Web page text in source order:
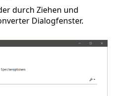
durch Ziehen und
Dialogfenster.